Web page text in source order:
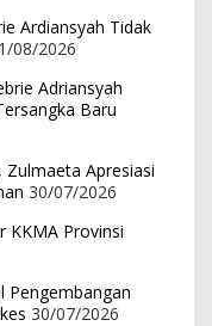
Ardiansyah Tidak
08/2026
Adriansyah
Baru
Zulmaeta Apresiasi
30/07/2026
KKMA Provinsi
Pengembangan
30/07/2026